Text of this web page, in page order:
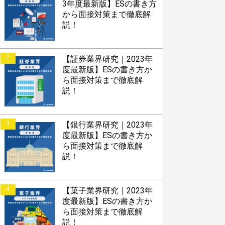
3年度最新版】ESの書き方
から面接対策まで徹底解
説！
2
【証券業界研究｜2023年
度最新版】ESの書き方か
ら面接対策まで徹底解
説！
3
【銀行業界研究｜2023年
度最新版】ESの書き方か
ら面接対策まで徹底解
説！
4
【菓子業界研究｜2023年
度最新版】ESの書き方か
ら面接対策まで徹底解
説！